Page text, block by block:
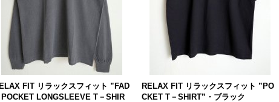
FIT リラックスフィット ”FAD
LONGSLEEVE T－SHIR
RELAX FIT リラックスフィット ”PO
CKET T－SHIRT”・ブラック